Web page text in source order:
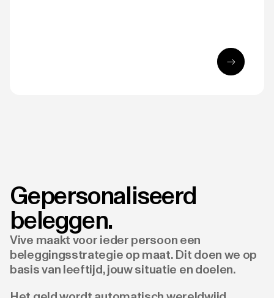
Gepersonaliseerd
beleggen.
Vive maakt voor ieder persoon een
beleggingsstrategie op maat. Dit doen we op
basis van leeftijd, jouw situatie en doelen.